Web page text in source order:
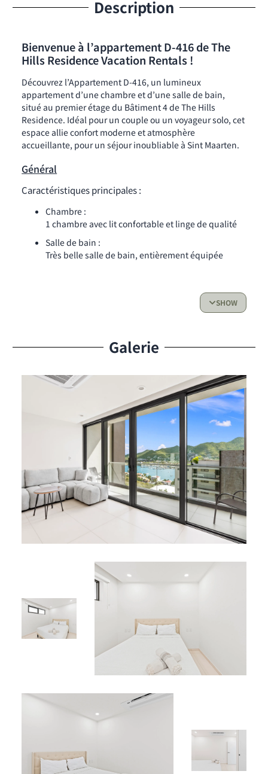
Description
Bienvenue à l’appartement D-416 de The
Hills Residence Vacation Rentals !
Découvrez l’Appartement D-416, un lumineux
appartement d’une chambre et d’une salle de bain,
situé au premier étage du Bâtiment 4 de The Hills
Residence. Idéal pour un couple ou un voyageur solo, cet
espace allie confort moderne et atmosphère
accueillante, pour un séjour inoubliable à Sint Maarten.
Général
Caractéristiques principales :
Chambre :
1 chambre avec lit confortable et linge de qualité
Salle de bain :
Très belle salle de bain, entièrement équipée
four, plaque de cuisson et ustensiles essentiels
Salon spacieux avec grande baie vitrée
se détendre
Avantages Résidents
Climatisation intégrale
Wi-Fi haut débit
Parking sécurisé sur deux niveaux
Ascenseur
panoramique
Sécurité 24h/24
Emplacement Parfait :
Situé au cœur de Simpson Bay, à proximité des plages,
marina, restaurants, boutiques et vie nocturne
confort moderne lumineux et sérénité insulaire.
confort et le charme caribéen se rencontrent
SHOW
Galerie